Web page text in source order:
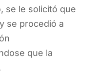
se le solicitó que
se procedió a
que la